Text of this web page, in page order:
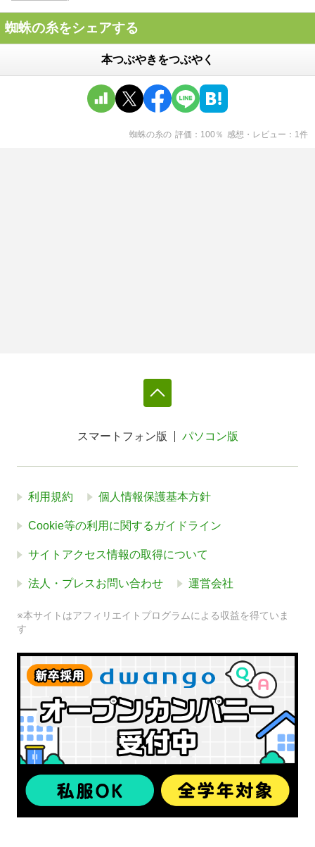
蜘蛛の糸をシェアする
本つぶやきをつぶやく
蜘蛛の糸の 評価 100 ％ 感想・レビュー 1件
スマートフォン版 パソコン版
利用規約 個人情報保護基本方針
Cookie等の利用に関するガイドライン
サイトアクセス情報の取得について
法人・プレスお問い合わせ 運営会社
※本サイトはアフィリエイトプログラムによる収益を得ていま
す